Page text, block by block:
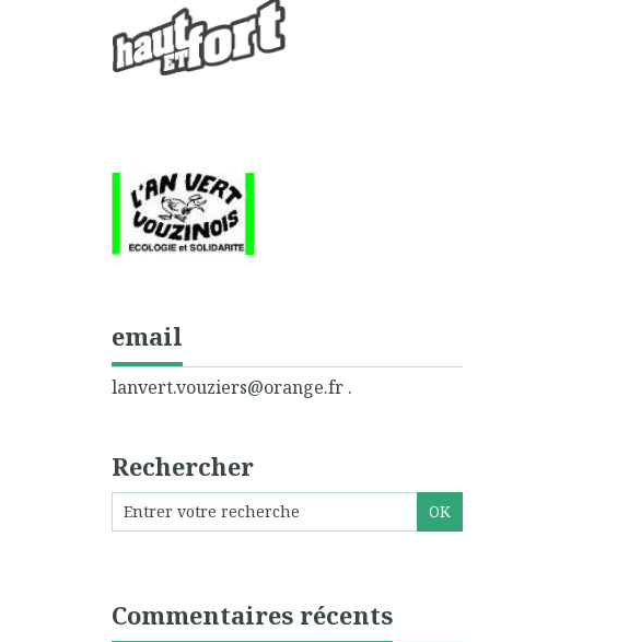
email
lanvert.vouziers@orange.fr .
Rechercher
Commentaires récents